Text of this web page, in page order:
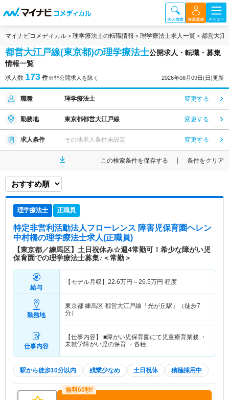
マイナビコメディカル 理学療法士の転職情報 理学療法士求人一覧 都営大江
都営大江戸線(東京都)の理学療法士公開求人・転職・募集
情報一覧
求人数 173 件※非公開求人を除く 2026年08月09日(日)更新
職種 理学療法士 変更する
勤務地 東京都都営大江戸線 変更する
求人条件 その他求人条件未設定 変更する
この検索条件を保存する 条件をクリア
理学療法士 正職員
特定非営利活動法人フローレンス 障害児保育園ヘレン
中村橋の理学療法士求人(正職員)
【東京都／練馬区】土日祝休み☆週4常勤可！希少な障がい児
保育園での理学療法士募集♪＜常勤＞
給与
【モデル月収】 22.6万円～26.5万円 程度
勤務地
東京都 練馬区 都営大江戸線「光が丘駅」（徒歩7
分）
仕事内容
【仕事内容】 ■障がい児保育園にて児童療育業務 ・
未就学障がい児の保育 ・各種…
駅から徒歩10分以内 残業少なめ 土日祝休 積極採用中